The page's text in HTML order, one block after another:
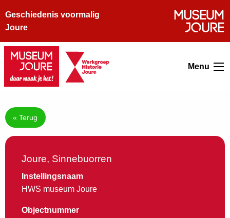
Geschiedenis voormalig
Joure
Menu
« Terug
Joure, Sinnebuorren
Instellingsnaam
HWS museum Joure
Objectnummer